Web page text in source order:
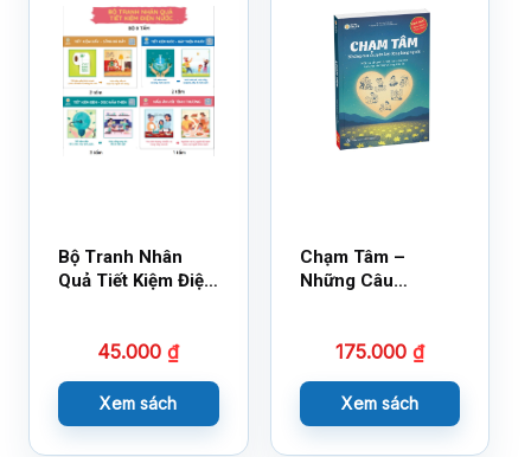
Bộ Tranh Nhân
Quả Tiết Kiệm Điện
45.000₫
Xem sách
Chạm Tâm –
Những Câu
175.000 ₫
Xem sách